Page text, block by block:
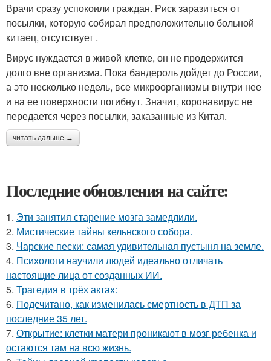
Врачи сразу успокоили граждан. Риск заразиться от
посылки, которую собирал предположительно больной
китаец, отсутствует .
Вирус нуждается в живой клетке, он не продержится
долго вне организма. Пока бандероль дойдет до России,
а это несколько недель, все микроорганизмы внутри нее
и на ее поверхности погибнут. Значит, коронавирус не
передается через посылки, заказанные из Китая.
читать дальше →
Последние обновления на сайте:
1. Эти занятия старение мозга замедлили.
2. Мистические тайны кельнского собора.
3. Чарские пески: самая удивительная пустыня на земле.
4. Психологи научили людей идеально отличать
настоящие лица от созданных ИИ.
5. Трагедия в трёх актах:
6. Подсчитано, как изменилась смертность в ДТП за
последние 35 лет.
7. Открытие: клетки матери проникают в мозг ребенка и
остаются там на всю жизнь.